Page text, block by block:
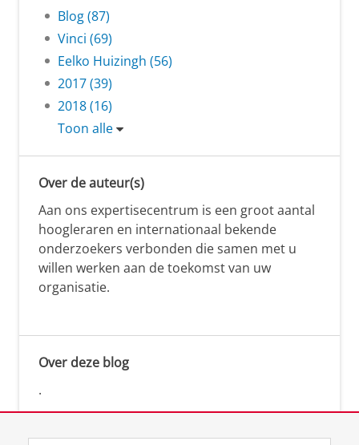
Blog (87)
Vinci (69)
Eelko Huizingh (56)
2017 (39)
2018 (16)
Toon alle
Over de auteur(s)
Aan ons expertisecentrum is een groot aantal
hoogleraren en internationaal bekende
onderzoekers verbonden die samen met u
willen werken aan de toekomst van uw
organisatie.
Over deze blog
.